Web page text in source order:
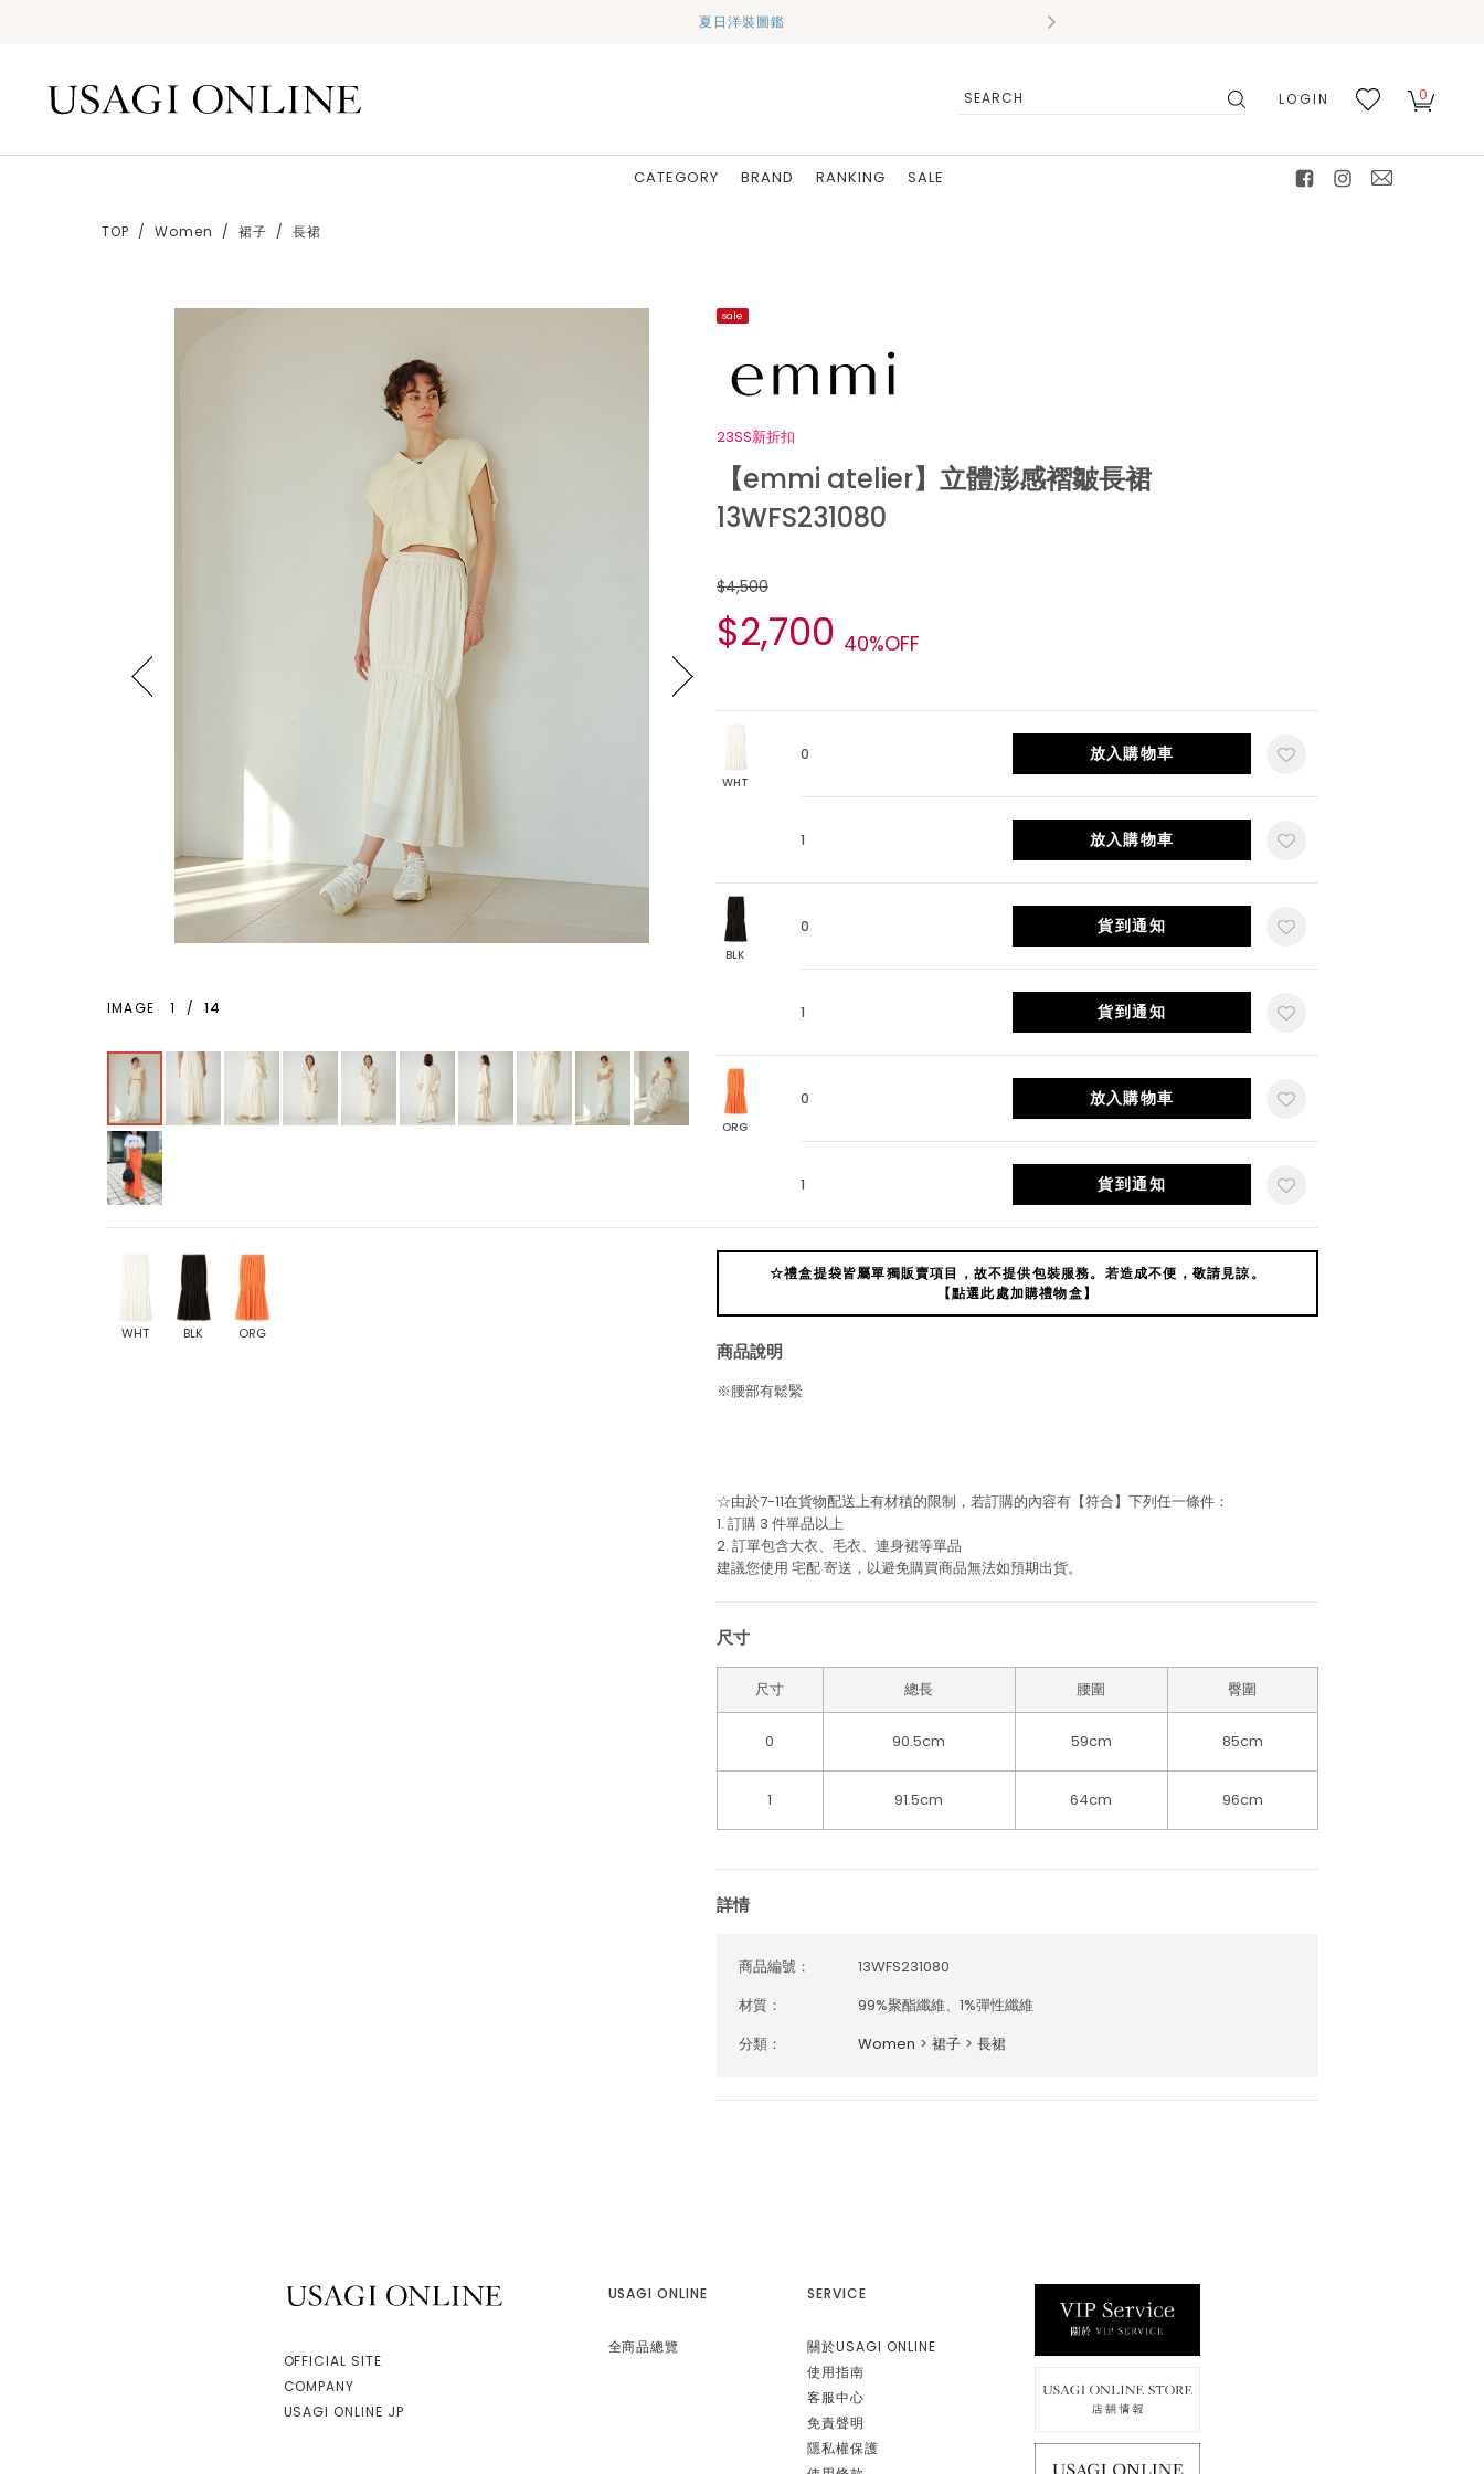
夏日洋裝圖鑑
LOGIN 0
CATEGORY BRAND RANKING
SALE
TOP Women 裙子 長裙
IMAGE 1 / 14
WHT BLK ORG
sale
23SS新折扣
【emmi atelier】立體澎感褶皺長裙
13WFS231080
$4,500
$2,700 40%OFF
WHT
0 放入購物車
1 放入購物車
BLK
0 貨到通知
1 貨到通知
ORG
0 放入購物車
1 貨到通知
☆禮盒提袋皆屬單獨販賣項目，故不提供包裝服務。若造成不便，敬請見諒。
【點選此處加購禮物盒】
商品說明
※腰部有鬆緊
☆由於7-11在貨物配送上有材積的限制，若訂購的內容有【符合】下列任一條件：
1. 訂購 3 件單品以上
2. 訂單包含大衣、毛衣、連身裙等單品
建議您使用 宅配寄送，以避免購買商品無法如預期出貨。
尺寸
尺寸 總長 腰圍 臀圍
0 90.5cm 59cm 85cm
1 91.5cm 64cm 96cm
詳情
商品編號：
13WFS231080
材質：
99%聚酯纖維、1%彈性纖維
分類：
Women > 裙子 > 長裙
OFFICIAL SITE
COMPANY
USAGI ONLINE JP
USAGI ONLINE
全商品總覽
SERVICE
關於USAGI ONLINE
使用指南
客服中心
免責聲明
隱私權保護